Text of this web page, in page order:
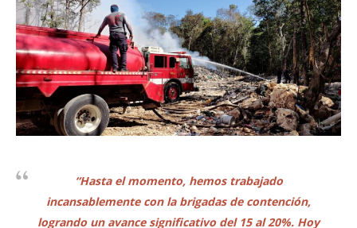
“Hasta el momento, hemos trabajado
incansablemente con la brigadas de contención,
logrando un avance significativo del 15 al 20%. Hoy